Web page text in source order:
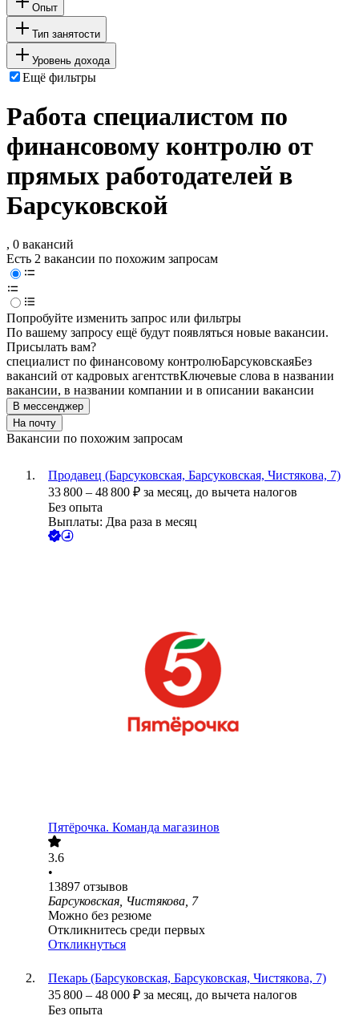
Опыт
Тип занятости
Уровень дохода
Ещё фильтры
Работа специалистом по
финансовому контролю от
прямых работодателей в
Барсуковской
, 0 вакансий
Есть 2 вакансии по похожим запросам
Попробуйте изменить запрос или фильтры
По вашему запросу ещё будут появляться новые вакансии.
Присылать вам?
специалист по финансовому контролюБарсуковскаяБез
вакансий от кадровых агентствКлючевые слова в названии
вакансии, в названии компании и в описании вакансии
В мессенджер
На почту
Вакансии по похожим запросам
Продавец (Барсуковская, Барсуковская, Чистякова, 7)
33 800 – 48 800 ₽ за месяц, до вычета налогов
Без опыта
Выплаты: Два раза в месяц
Пятёрочка. Команда магазинов
3.6
•
13897 отзывов
Барсуковская, Чистякова, 7
Можно без резюме
Откликнитесь среди первых
Откликнуться
Пекарь (Барсуковская, Барсуковская, Чистякова, 7)
35 800 – 48 000 ₽ за месяц, до вычета налогов
Без опыта